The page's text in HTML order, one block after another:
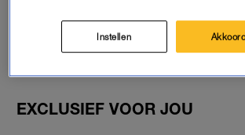
GOED ARTIKEL? DELEN MAAR.
EXCLUSIEF VOOR JOU
Instellen